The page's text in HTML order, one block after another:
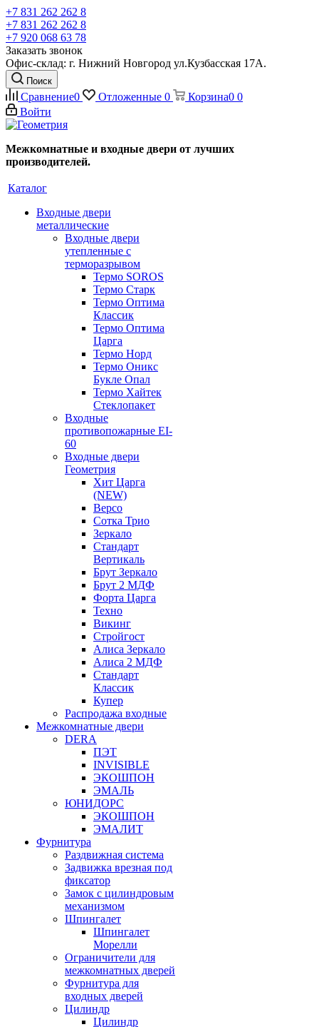
+7 831 262 262 8
+7 831 262 262 8
+7 920 068 63 78
Заказать звонок
Офис-склад: г. Нижний Новгород ул.Кузбасская 17А.
Поиск
Сравнение0 Отложенные 0 Корзина0 0
Войти
Межкомнатные и входные двери от лучших
производителей.
Каталог
Входные двери
металлические
Входные двери
утепленные с
терморазрывом
Термо SOROS
Термо Старк
Термо Оптима
Классик
Термо Оптима
Царга
Термо Норд
Термо Оникс
Букле Опал
Термо Хайтек
Стеклопакет
Входные
противопожарные EI-
60
Входные двери
Геометрия
Хит Царга
(NEW)
Версо
Сотка Трио
Зеркало
Стандарт
Вертикаль
Брут Зеркало
Брут 2 МДФ
Форта Царга
Техно
Викинг
Стройгост
Алиса Зеркало
Алиса 2 МДФ
Стандарт
Классик
Купер
Распродажа входные
Межкомнатные двери
DERA
ПЭТ
INVISIBLE
ЭКОШПОН
ЭМАЛЬ
ЮНИДОРС
ЭКОШПОН
ЭМАЛИТ
Фурнитура
Раздвижная система
Задвижка врезная под
фиксатор
Замок с цилиндровым
механизмом
Шпингалет
Шпингалет
Морелли
Ограничители для
межкомнатных дверей
Фурнитура для
входных дверей
Цилиндр
Цилиндр